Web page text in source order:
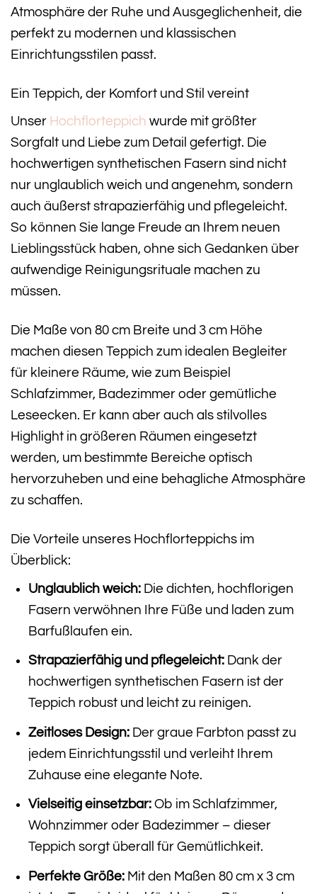
Atmosphäre der Ruhe und Ausgeglichenheit, die
perfekt zu modernen und klassischen
Einrichtungsstilen passt.
Ein Teppich, der Komfort und Stil vereint
Unser Hochflorteppich wurde mit größter
Sorgfalt und Liebe zum Detail gefertigt. Die
hochwertigen synthetischen Fasern sind nicht
nur unglaublich weich und angenehm, sondern
auch äußerst strapazierfähig und pflegeleicht.
So können Sie lange Freude an Ihrem neuen
Lieblingsstück haben, ohne sich Gedanken über
aufwendige Reinigungsrituale machen zu
müssen.
Die Maße von 80 cm Breite und 3 cm Höhe
machen diesen Teppich zum idealen Begleiter
für kleinere Räume, wie zum Beispiel
Schlafzimmer, Badezimmer oder gemütliche
Leseecken. Er kann aber auch als stilvolles
Highlight in größeren Räumen eingesetzt
werden, um bestimmte Bereiche optisch
hervorzuheben und eine behagliche Atmosphäre
zu schaffen.
Die Vorteile unseres Hochflorteppichs im
Überblick:
Unglaublich weich:Die dichten, hochflorigen
Fasern verwöhnen Ihre Füße und laden zum
Barfußlaufen ein.
Strapazierfähig und pflegeleicht:Dank der
hochwertigen synthetischen Fasern ist der
Teppich robust und leicht zu reinigen.
Zeitloses Design:Der graue Farbton passt zu
jedem Einrichtungsstil und verleiht Ihrem
Zuhause eine elegante Note.
Vielseitig einsetzbar:Ob im Schlafzimmer,
Wohnzimmer oder Badezimmer – dieser
Teppich sorgt überall für Gemütlichkeit.
Perfekte Größe:Mit den Maßen 80 cm x 3 cm